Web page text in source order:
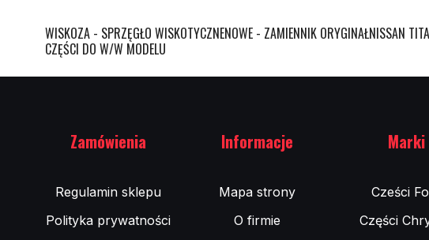
WISKOZA - SPRZĘGŁO WISKOTYCZNENOWE - ZAMIENNIK ORYGINAŁNISSAN
CZĘŚCI DO W/W MODELU
Zamówienia
Regulamin sklepu
Polityka prywatności
Informacje
Mapa strony
O firmie
Marki
Cześci
Części